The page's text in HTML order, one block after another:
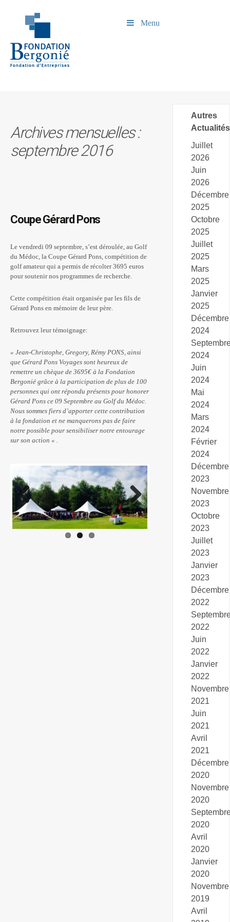
Menu
Archives mensuelles :
septembre 2016
Coupe Gérard Pons
Le vendredi 09 septembre, s’est déroulée, au Golf
du Médoc, la Coupe Gérard Pons, compétition de
golf amateur qui a permis de récolter 3695 euros
pour soutenir nos programmes de recherche.
Cette compétition était organisée par les fils de
Gérard Pons en mémoire de leur père.
Retrouvez leur témoignage:
« Jean-Christophe, Gregory, Rémy PONS, ainsi
que Gérard Pons Voyages sont heureux de
remettre un chèque de 3695€ à la Fondation
Bergonié grâce à la participation de plus de 100
personnes qui ont répondu présents pour honorer
Gérard Pons ce 09 Septembre au Golf du Médoc.
Nous sommes fiers d’apporter cette contribution
à la fondation et ne manquerons pas de faire
notre possible pour sensibiliser notre entourage
sur son action « .
Previo
us
Next
Autres
Actualités
Juillet
2026
Juin
2026
Décembre
2025
Octobre
2025
Juillet
2025
Mars
2025
Janvier
2025
Décembre
2024
2024
Juin
2024
Mai
2024
Mars
2024
Février
2024
Décembre
2023
Novembre
2023
Octobre
2023
Juillet
2023
Janvier
2023
Décembre
2022
2022
Juin
2022
Janvier
2022
Novembre
2021
Juin
2021
Avril
2021
Décembre
2020
Novembre
2020
2020
Avril
2020
Janvier
2020
Novembre
2019
Avril